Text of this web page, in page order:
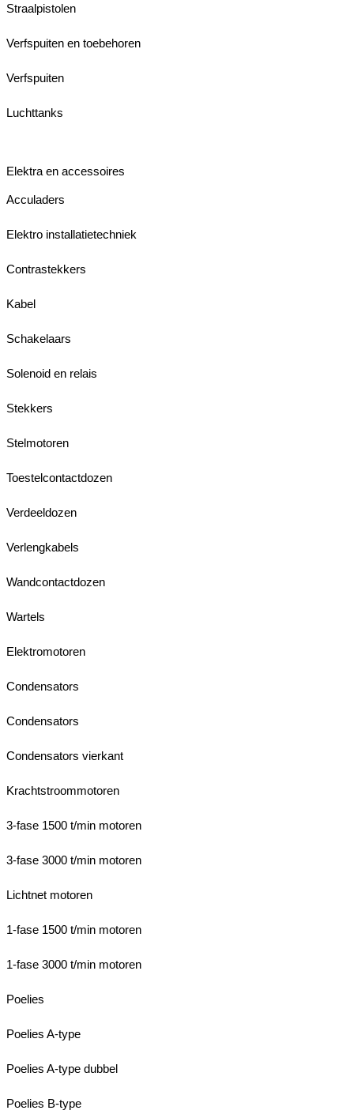
Straalpistolen
Verfspuiten en toebehoren
Verfspuiten
Luchttanks
Elektra en accessoires
Acculaders
Elektro installatietechniek
Contrastekkers
Kabel
Schakelaars
Solenoid en relais
Stekkers
Stelmotoren
Toestelcontactdozen
Verdeeldozen
Verlengkabels
Wandcontactdozen
Wartels
Elektromotoren
Condensators
Condensators
Condensators vierkant
Krachtstroommotoren
3-fase 1500 t/min motoren
3-fase 3000 t/min motoren
Lichtnet motoren
1-fase 1500 t/min motoren
1-fase 3000 t/min motoren
Poelies
Poelies A-type
Poelies A-type dubbel
Poelies B-type